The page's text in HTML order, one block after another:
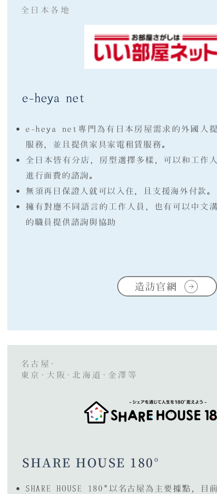
全日本各地
​e-heya net
e-heya net專門為有日本房屋需求的外國人
服務，並且提供家具家電租賃服務。
全日本皆有分店，房型選擇多樣，可以和工作
進行面費的諮詢。
無須再日保證人就可以入住，且支援海外付款。
擁有對應不同語言的工作人員，也有可以中文
的職員提供諮詢與協助
造訪官網
名古屋·
東京·大阪·北海道·金澤等
SHARE HOUSE 180°
SHARE HOUSE 180°以名古屋為主要據點，目